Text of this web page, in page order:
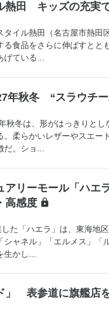
熱田 キッズの充実
イル熱田（名古屋市熱田
る食品をさらに伸ばすとと
ている...
年秋冬 “スラウチ
冬は、形がはっきりとし
柔らかいレザーやスエー
。ショ...
アリーモール「ハエ
高感度
た「ハエラ」は、東海地
ャネル」「エルメス」「
かし...
」 表参道に旗艦店